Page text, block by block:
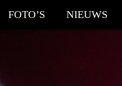
FOTO’S NIEUWS